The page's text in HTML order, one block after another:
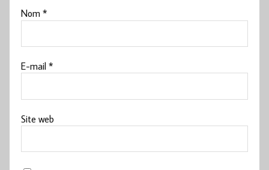
Nom*
E-mail*
Site web